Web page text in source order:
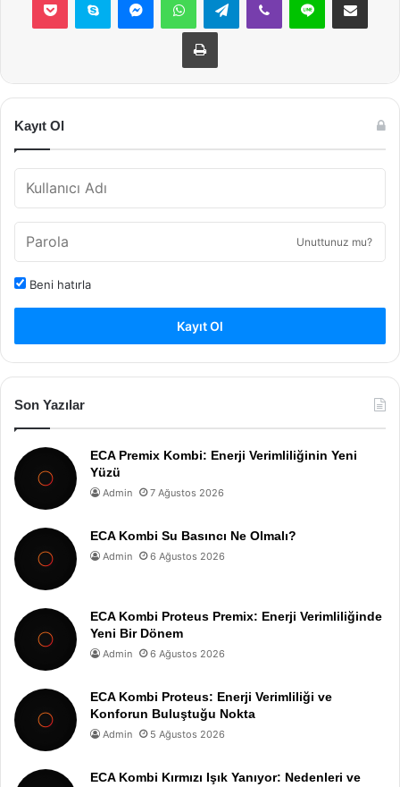
Yazdır
Kayıt Ol
Unuttunuz mu?
Beni hatırla
Kayıt Ol
Son Yazılar
ECA Premix Kombi: Enerji Verimliliğinin Yeni
Yüzü
Admin 7 Ağustos 2026
ECA Kombi Su Basıncı Ne Olmalı?
Admin 6 Ağustos 2026
ECA Kombi Proteus Premix: Enerji Verimliliğinde
Yeni Bir Dönem
Admin 6 Ağustos 2026
ECA Kombi Proteus: Enerji Verimliliği ve
Konforun Buluştuğu Nokta
Admin 5 Ağustos 2026
ECA Kombi Kırmızı Işık Yanıyor: Nedenleri ve